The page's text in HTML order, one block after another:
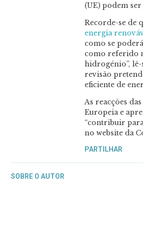
(UE) podem ser
Recorde-se de
energia
como se
como referido
hidrogénio”, lê-
revisão
eficiente de
As reacções
Europeia e
“contribuir
no website da
PARTILHAR
SOBRE O AUTOR